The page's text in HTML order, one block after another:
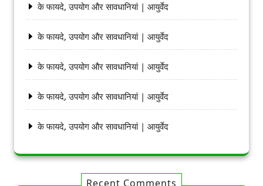
के फायदे, उपयोग और सावधानियां | आयुर्वेद
के फायदे, उपयोग और सावधानियां | आयुर्वेद
के फायदे, उपयोग और सावधानियां | आयुर्वेद
के फायदे, उपयोग और सावधानियां | आयुर्वेद
के फायदे, उपयोग और सावधानियां | आयुर्वेद
Recent Comments